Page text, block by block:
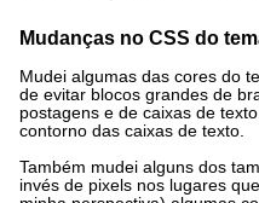
Mudanças no CSS do
Mudei algumas das cores do
de evitar blocos grandes de
postagens e de caixas de
contorno das caixas de texto.
Também mudei alguns dos
invés de pixels nos lugares